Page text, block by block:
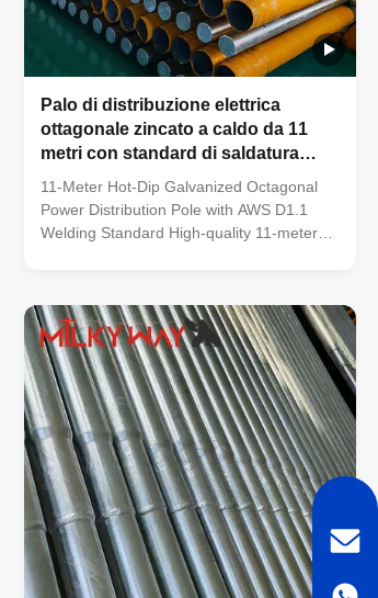
Palo di distribuzione elettrica
ottagonale zincato a caldo da 11
metri con standard di saldatura
AWS D1.1
11-Meter Hot-Dip Galvanized Octagonal
Power Distribution Pole with AWS D1.1
Welding Standard High-quality 11-meter
designed for electricity distribution in Iraq.
Product Specifications Specification Details
Suit for Electricity distribution Shape
Conoid, Multi-pyramidal, Columniform,
polygonal or conical Material Q345B/A572
(minimum yield strength ≥345N/mm²)
Q235B/A36 (minimum yield strength